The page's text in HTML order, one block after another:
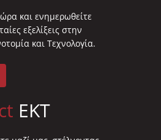
και ενημερωθείτε
εξελίξεις στην
και Τεχνολογία.
EKT